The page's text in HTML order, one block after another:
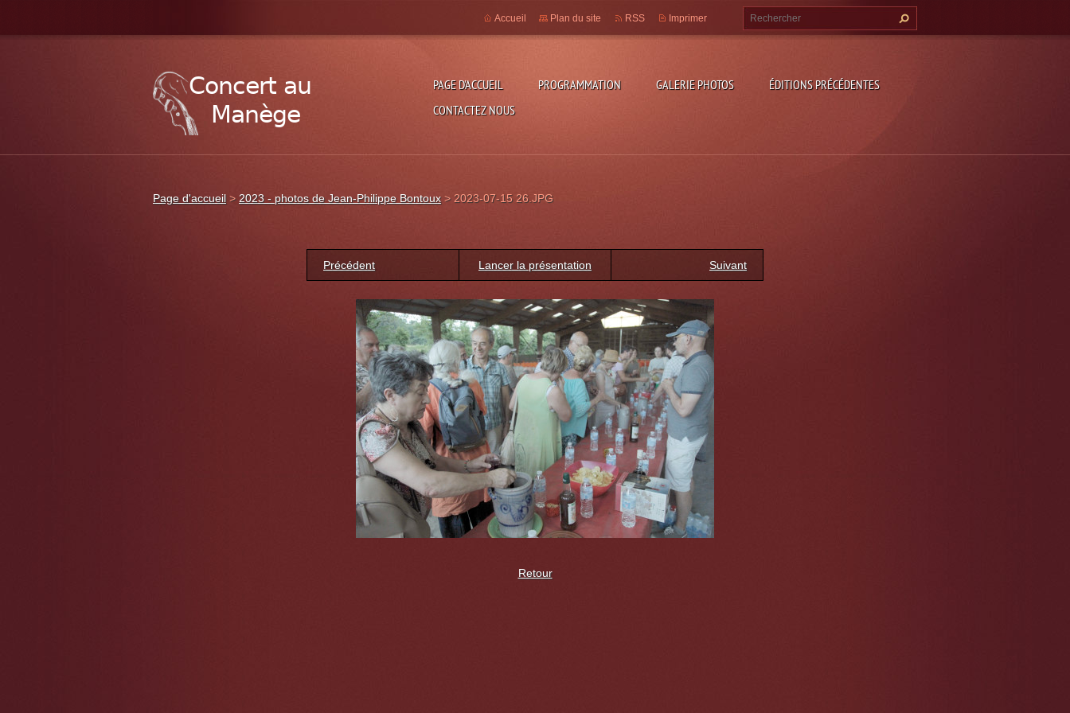
PAGE D'ACCUEIL PROGRAMMATION GALERIE PHOTOS
ÉDITIONS PRÉCÉDENTES
CONTACTEZ NOUS
Accueil Plan du site RSS Imprimer
Page d'accueil > 2023 - photos de Jean-Philippe Bontoux > 2023-07-15 26.JPG
Précédent Lancer la présentation Suivant
Retour